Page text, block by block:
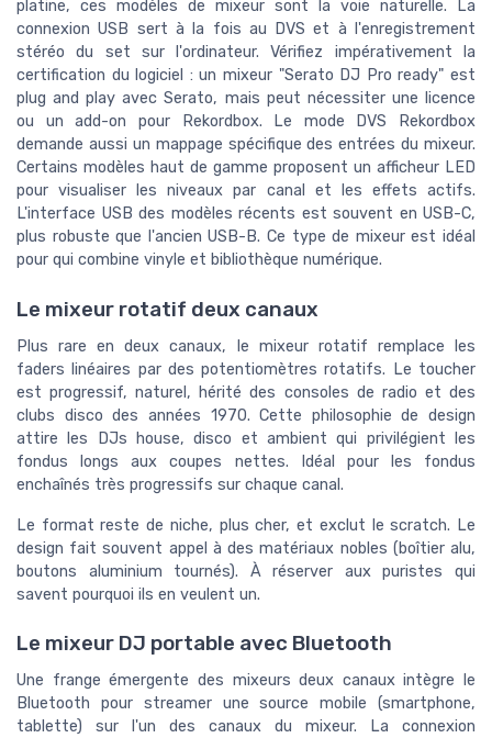
platine, ces modèles de mixeur sont la voie naturelle. La
connexion USB sert à la fois au DVS et à l'enregistrement
stéréo du set sur l'ordinateur. Vérifiez impérativement la
certification du logiciel : un mixeur "Serato DJ Pro ready" est
plug and play avec Serato, mais peut nécessiter une licence
ou un add-on pour Rekordbox. Le mode DVS Rekordbox
demande aussi un mappage spécifique des entrées du mixeur.
Certains modèles haut de gamme proposent un afficheur LED
pour visualiser les niveaux par canal et les effets actifs.
L'interface USB des modèles récents est souvent en USB-C,
plus robuste que l'ancien USB-B. Ce type de mixeur est idéal
pour qui combine vinyle et bibliothèque numérique.
Le mixeur rotatif deux canaux
Plus rare en deux canaux, le mixeur rotatif remplace les
faders linéaires par des potentiomètres rotatifs. Le toucher
est progressif, naturel, hérité des consoles de radio et des
clubs disco des années 1970. Cette philosophie de design
attire les DJs house, disco et ambient qui privilégient les
fondus longs aux coupes nettes. Idéal pour les fondus
enchaînés très progressifs sur chaque canal.
Le format reste de niche, plus cher, et exclut le scratch. Le
design fait souvent appel à des matériaux nobles (boîtier alu,
boutons aluminium tournés). À réserver aux puristes qui
savent pourquoi ils en veulent un.
Le mixeur DJ portable avec Bluetooth
Une frange émergente des mixeurs deux canaux intègre le
Bluetooth pour streamer une source mobile (smartphone,
tablette) sur l'un des canaux du mixeur. La connexion